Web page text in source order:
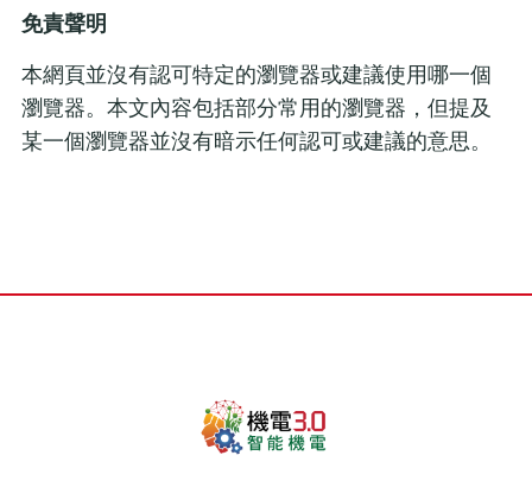
免責聲明
本網頁並沒有認可特定的瀏覽器或建議使用哪一個
瀏覽器。本文內容包括部分常用的瀏覽器，但提及
某一個瀏覽器並沒有暗示任何認可或建議的意思。